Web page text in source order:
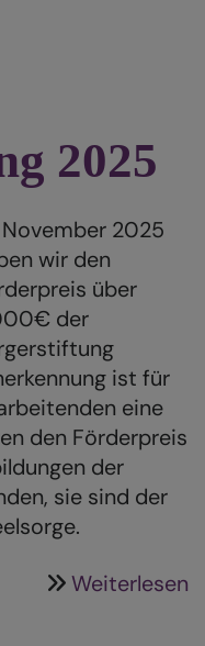
2025
2025
wir den
über
der
ist für
eine
den Förderpreis
der
sie sind der
Weiterlesen